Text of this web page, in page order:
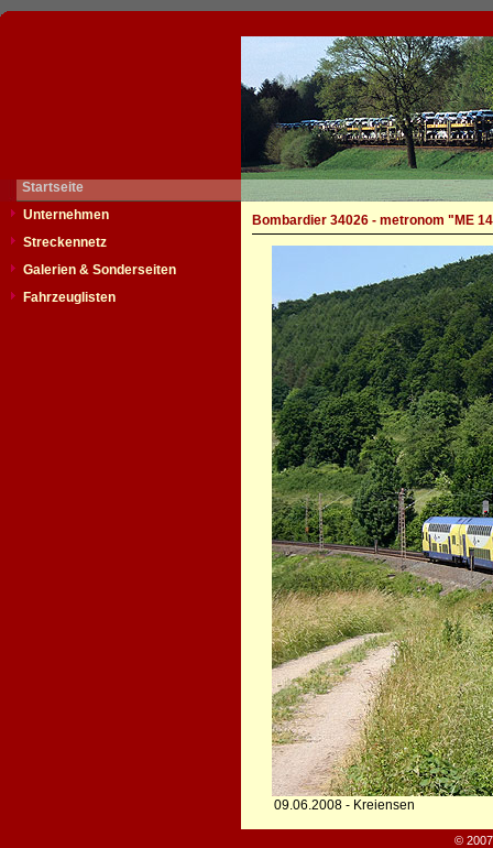
Startseite
Unternehmen
Streckennetz
Galerien & Sonderseiten
Fahrzeuglisten
Bombardier 34026 - metronom "ME
09.06.2008 - Kreiensen
©